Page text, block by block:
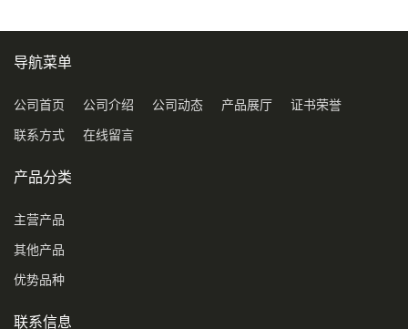
导航菜单
公司首页 公司介绍 公司动态 产品展厅 证书荣誉
联系方式 在线留言
产品分类
主营产品
其他产品
优势品种
联系信息